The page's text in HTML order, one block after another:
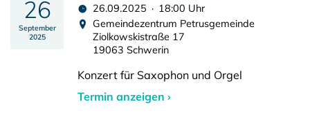
26
September
2025
26.09.2025 · 18:00 Uhr
Gemeindezentrum Petrusgemeinde
Ziolkowskistraße 17
19063 Schwerin
Konzert für Saxophon und Orgel
Termin anzeigen ›